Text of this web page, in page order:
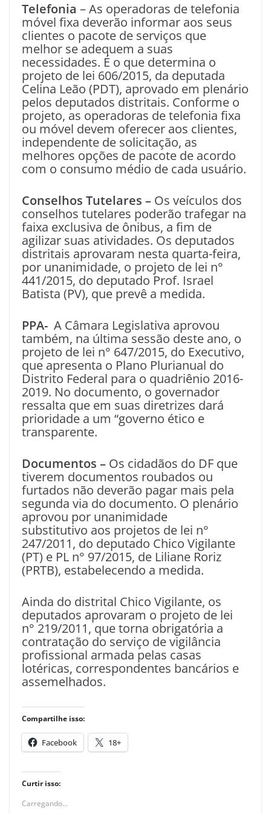
Telefonia – As operadoras de telefonia
móvel fixa deverão informar aos seus
clientes o pacote de serviços que
melhor se adequem a suas
necessidades. É o que determina o
projeto de lei 606/2015, da deputada
Celina Leão (PDT), aprovado em plenário
pelos deputados distritais. Conforme o
projeto, as operadoras de telefonia fixa
ou móvel devem oferecer aos clientes,
independente de solicitação, as
melhores opções de pacote de acordo
com o consumo médio de cada usuário.
Conselhos Tutelares – Os veículos dos
conselhos tutelares poderão trafegar na
faixa exclusiva de ônibus, a fim de
agilizar suas atividades. Os deputados
distritais aprovaram nesta quarta-feira,
por unanimidade, o projeto de lei n°
441/2015, do deputado Prof. Israel
Batista (PV), que prevê a medida.
PPA- A Câmara Legislativa aprovou
também, na última sessão deste ano, o
projeto de lei n° 647/2015, do Executivo,
que apresenta o Plano Plurianual do
Distrito Federal para o quadriênio 2016-
2019. No documento, o governador
ressalta que em suas diretrizes dará
prioridade a um “governo ético e
transparente.
Documentos – Os cidadãos do DF que
tiverem documentos roubados ou
furtados não deverão pagar mais pela
segunda via do documento. O plenário
aprovou por unanimidade
substitutivo aos projetos de lei n°
247/2011, do deputado Chico Vigilante
(PT) e PL n° 97/2015, de Liliane Roriz
(PRTB), estabelecendo a medida.
Ainda do distrital Chico Vigilante, os
deputados aprovaram o projeto de lei
n° 219/2011, que torna obrigatória a
contratação do serviço de vigilância
profissional armada pelas casas
lotéricas, correspondentes bancários e
assemelhados.
Compartilhe isso:
Facebook 18+
Curtir isso:
Carregando...